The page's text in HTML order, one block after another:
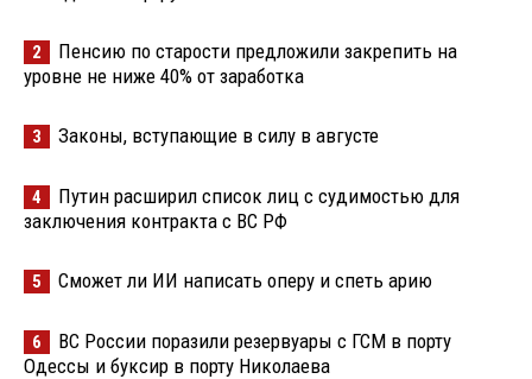
2
Пенсию по старости предложили закрепить на
уровне не ниже 40% от заработка
3 Законы, вступающие в силу в августе
4
Путин расширил список лиц с судимостью для
заключения контракта с ВС РФ
5 Сможет ли ИИ написать оперу и спеть арию
6
ВС России поразили резервуары с ГСМ в порту
Одессы и буксир в порту Николаева